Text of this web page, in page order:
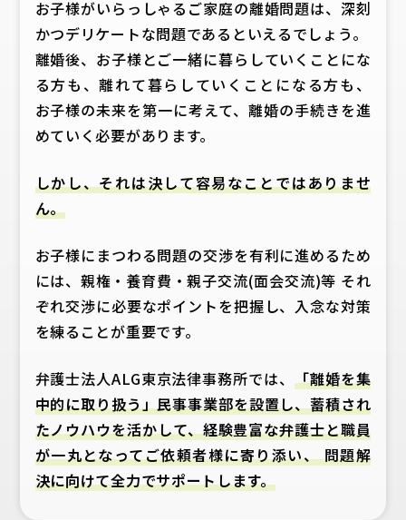
お子様がいらっしゃるご家庭の離婚問題は、深刻
かつデリケートな問題であるといえるでしょう。
離婚後、お子様とご一緒に暮らしていくことにな
る方も、離れて暮らしていくことになる方も、
お子様の未来を第一に考えて、離婚の手続きを進
めていく必要があります。
しかし、それは決して容易なことではありませ
ん。
お子様にまつわる問題の交渉を有利に進めるため
には、親権・養育費・親子交流(面会交流)等 それ
ぞれ交渉に必要なポイントを把握し、入念な対策
を練ることが重要です。
弁護士法人ALG東京法律事務所では、 「離婚を集
中的に取り扱う」民事事業部を設置し、蓄積され
たノウハウを活かして、経験豊富な弁護士と職員
が一丸となってご依頼者様に寄り添い、 問題解
決に向けて全力でサポートします。